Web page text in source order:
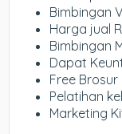
Bimbingan
Harga jual
Bimbingan
Dapat
Free Brosur
Pelatihan
Marketing